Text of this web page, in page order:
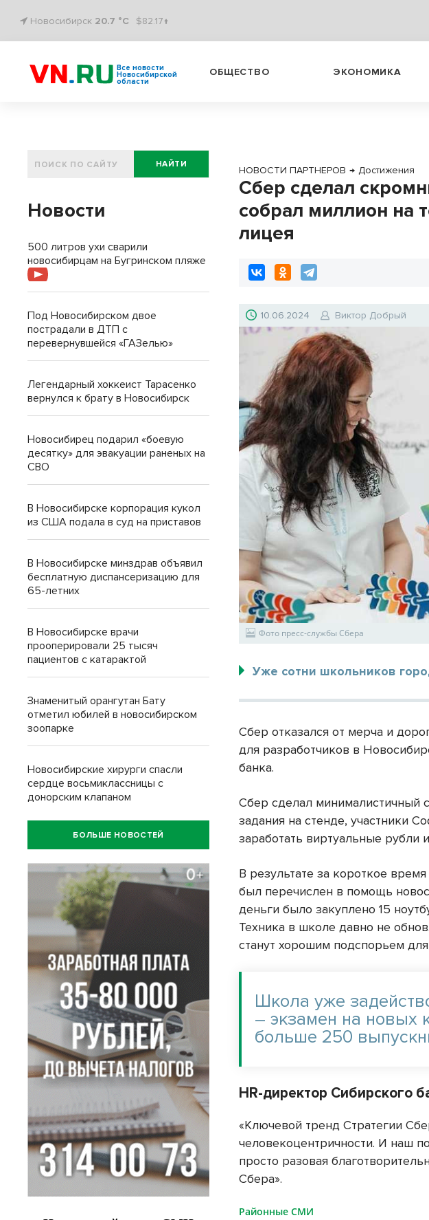
Новосибирск 20.7 °C $82.17↑
Все новости
Новосибирской
области
ОБЩЕСТВО ЭКОНОМИКА
НОВОСТИ ПАРТНЕРОВ → Достижения
Сбер сделал
собрал миллион на
лицея
10.06.2024 Виктор Добрый
Фото пресс-службы Сбера
Уже сотни школьников
Сбер отказался от мерча и
для разработчиков в
банка.
Сбер сделал минималистичный
задания на стенде, участники
заработать виртуальные рубли
В результате за короткое
был перечислен в помощь
деньги было закуплено 15
Техника в школе давно не
станут хорошим подспорьем
Школа уже
– экзамен на новых
больше 250
HR-директор Сибирского
«Ключевой тренд Стратегии
человекоцентричности. И наш
просто разовая
Сбера».
Районные СМИ
НАЙТИ
Новости
500 литров ухи сварили
новосибирцам на Бугринском пляже
Под Новосибирском двое
пострадали в ДТП с
перевернувшейся «ГАЗелью»
Легендарный хоккеист Тарасенко
вернулся к брату в Новосибирск
Новосибирец подарил «боевую
десятку» для эвакуации раненых на
СВО
В Новосибирске корпорация кукол
из США подала в суд на приставов
В Новосибирске минздрав объявил
бесплатную диспансеризацию для
65-летних
В Новосибирске врачи
прооперировали 25 тысяч
пациентов с катарактой
Знаменитый орангутан Бату
отметил юбилей в новосибирском
зоопарке
Новосибирские хирурги спасли
сердце восьмиклассницы с
донорским клапаном
БОЛЬШЕ НОВОСТЕЙ